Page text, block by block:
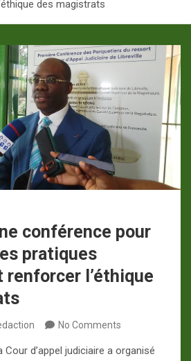
des magistrats
conférence pour
pratiques
l’éthique
No Comments
Cour d’appel judiciaire a organisé